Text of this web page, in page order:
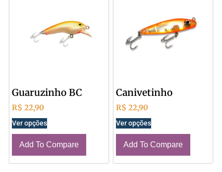
Guaruzinho BC
R$ 22,90
Ver opções
Add To Compare
Canivetinho
R$ 22,90
Ver opções
Add To Compare